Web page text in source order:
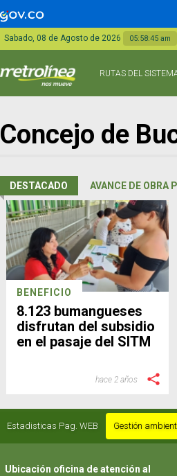
Sabado, 08 de Agosto de 2026 05:58:45 am
RUTAS DEL
Concejo de
DESTACADO AVANCE DE OBRA
BENEFICIO
8.123 bumangueses
disfrutan del subsidio
en el pasaje del SITM
hace 2 años
Estadisticas Pag. WEB Gestión
Ubicación oficina de atención al